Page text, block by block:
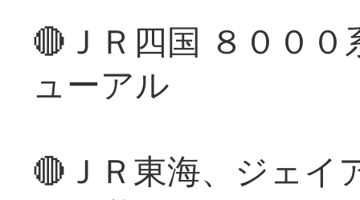
🔴ＪＲ四国 ８００
ューアル
🔴ＪＲ東海、ジェイ